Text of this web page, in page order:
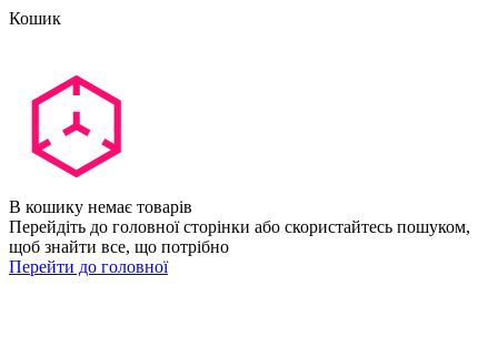
Кошик
В кошику немає товарів
Перейдіть до головної сторінки або скористайтесь пошуком,
щоб знайти все, що потрібно
Перейти до головної